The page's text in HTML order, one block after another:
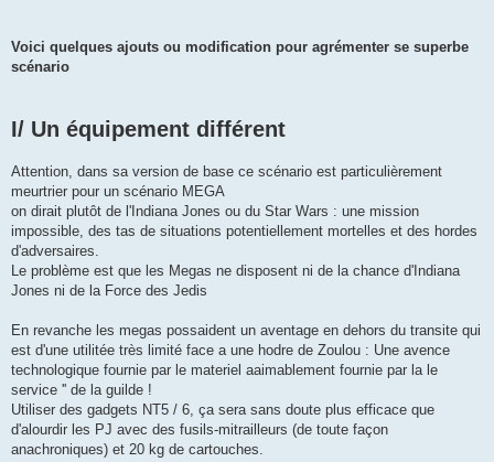
Voici quelques ajouts ou modification pour agrémenter se superbe
scénario
I/ Un équipement différent
Attention, dans sa version de base ce scénario est particulièrement
meurtrier pour un scénario MEGA
on dirait plutôt de l'Indiana Jones ou du Star Wars : une mission
impossible, des tas de situations potentiellement mortelles et des hordes
d'adversaires.
Le problème est que les Megas ne disposent ni de la chance d'Indiana
Jones ni de la Force des Jedis
En revanche les megas possaident un aventage en dehors du transite qui
est d'une utilitée très limité face a une hodre de Zoulou : Une avence
technologique fournie par le materiel aaimablement fournie par la le
service '' de la guilde !
Utiliser des gadgets NT5 / 6, ça sera sans doute plus efficace que
d'alourdir les PJ avec des fusils-mitrailleurs (de toute façon
anachroniques) et 20 kg de cartouches.